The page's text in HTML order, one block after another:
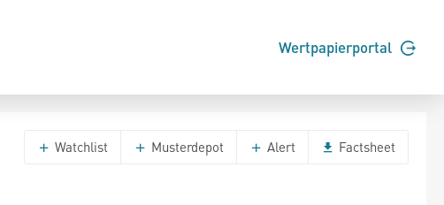
Wertpapierportal
Watchlist Musterdepot Alert Factsheet